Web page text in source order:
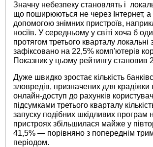
Значну небезпеку становлять і
що поширюються не через Інтернет, а
допомогою знімних пристроїв,
носіїв. У середньому у світі хоча б
протягом третього кварталу локальні
зафіксовано на 22,5% комп'ютерів
Показник у цьому рейтингу становив
Дуже швидко зростає кількість
зловредів, призначених для
онлайн-доступ до рахунків
підсумками третього кварталу
запуску подібних шкідливих
пристроях збільшилася майже у
41,5% — порівняно з попереднім
періодом.